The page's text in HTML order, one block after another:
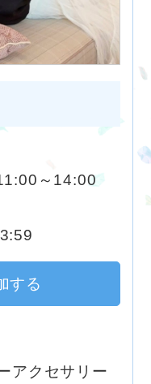
～14:00
する
アクセサリー